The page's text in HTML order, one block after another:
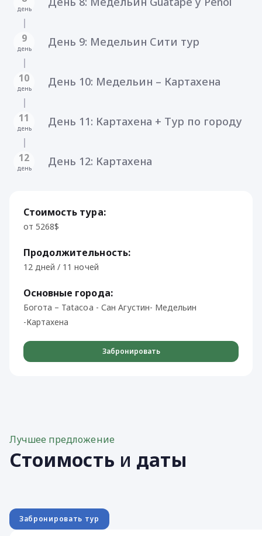
день
9
день День 9: Mедельин Сити тур
10
день День 10: Mедельин – Картахена
11
день День 11: Картахена + Тур по городу
12
день День 12: Картахена
Стоимость тура:
от 5268$
Продолжительность:
12 дней / 11 ночей
Основные города:
Богота – Tatacoa - Сан Агустин- Meдельин
-Картахена
Забронировать
Лучшее предложение
Стоимость и даты
Забронировать тур